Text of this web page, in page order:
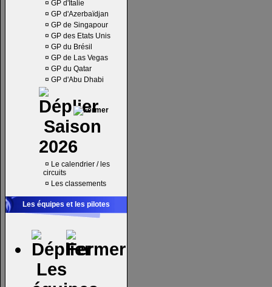
¤ GP d'Italie
¤ GP d'Azerbaïdjan
¤ GP de Singapour
¤ GP des Etats Unis
¤ GP du Brésil
¤ GP de Las Vegas
¤ GP du Qatar
¤ GP d'Abu Dhabi
Saison
2026
¤ Le calendrier / les
circuits
¤ Les classements
Les équipes et les pilotes
Les